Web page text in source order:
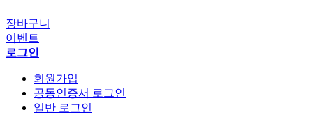
장바구니
이벤트
로그인
회원가입
공동인증서 로그인
일반 로그인